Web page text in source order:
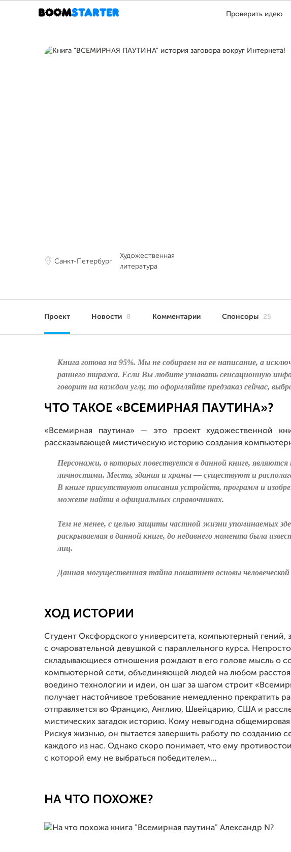
Проверить идею
Санкт-Петербург
Художественная
литература
Проект Новости 8 Комментарии Спонсоры 25
Книга готова на 95%. Мы не собираем на ее написание, а
раннего тиража. Если Вы любите узнавать сенсационную
говорит на каждом углу, то оформляйте предзаказ сейчас,
ЧТО ТАКОЕ «ВСЕМИРНАЯ ПАУТИНА»?
«Всемирная паутина» — это проект художественной
рассказывающей мистическую историю создания
Персонажи, о которых повествуется в данной книге,
личностями. Места, здания и храмы — существуют и
В книге присутствуют описания устройств, программ и
можете найти в официальных справочниках.
Тем не менее, с целью защиты частной жизни упоминаемых
раскрываемая в данной книге, до недавнего момента была
лиц.
Данная могущественная тайна пошатнет основы человеческой
ХОД ИСТОРИИ
Студент Оксфордского университета, компьютерный гений,
с очаровательной девушкой с параллельного курса. Непросто
складывающиеся отношения рождают в его голове мысль о
компьютерной сети, объединяющей людей на любом
воедино технологии и идеи, он шаг за шагом строит
получает настойчивое требование немедленно прекратить
отправляется во Францию, Англию, Швейцарию, США и
мистических загадок историю. Кому невыгодна
Рискуя жизнью, он пытается завершить работу по созданию
каждого из нас. Однако скоро понимает, что ему
с которой ему не выбраться победителем…
НА ЧТО ПОХОЖЕ?